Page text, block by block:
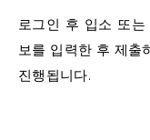
로그인 후 입소 또
보를 입력한 후 제출
진행됩니다.